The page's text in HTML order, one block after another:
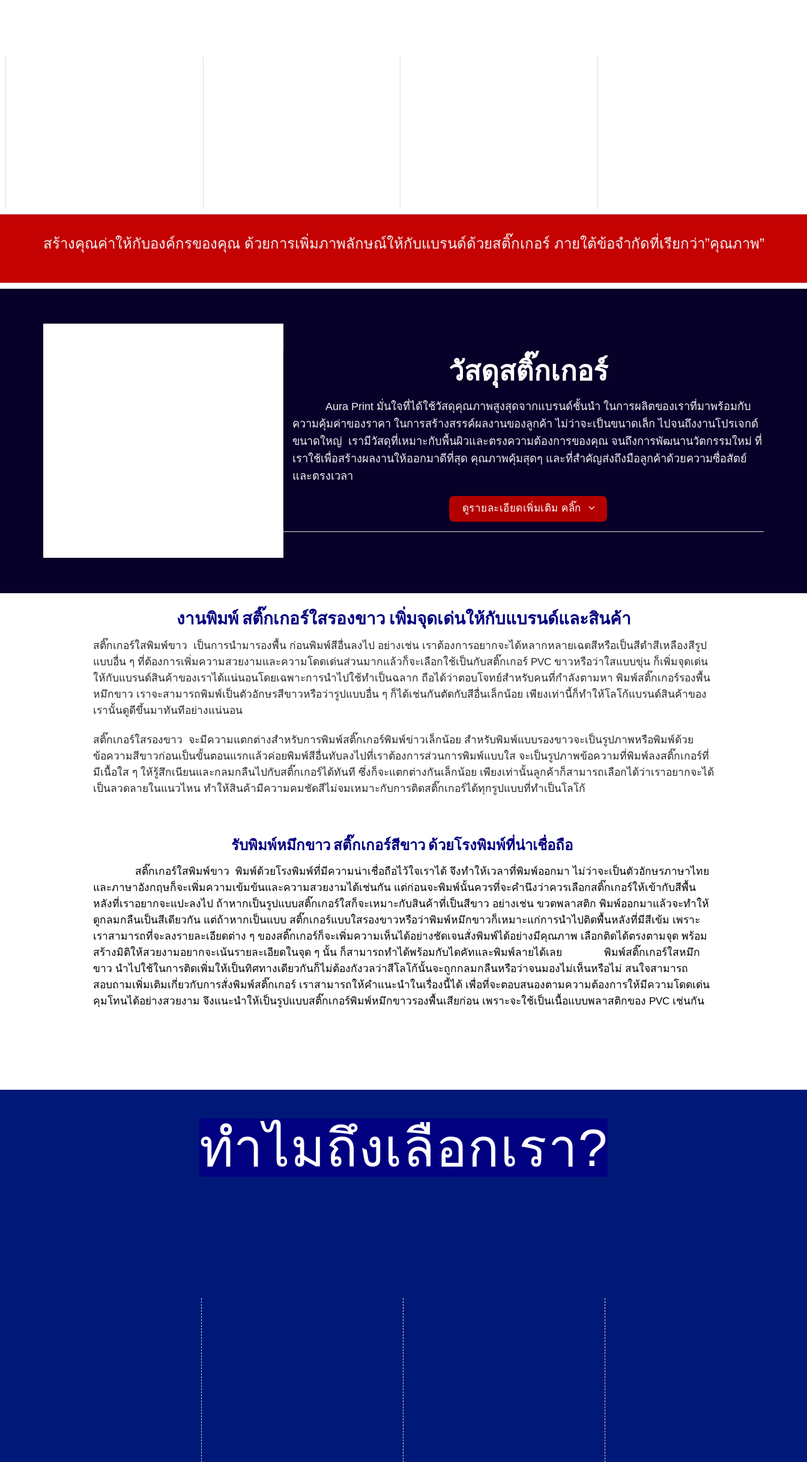
สร้างคุณค่าให้กับองค์กรของคุณ ด้วยการเพิ่มภาพลักษณ์ให้กับแบรนด์ด้วยสติ๊กเกอร์ ภายใต้ข้อจำกัดที่เรียกว่า”คุณภาพ”
วัสดุสติ๊กเกอร์
Aura Print มั่นใจที่ได้ใช้วัสดุคุณภาพสูงสุดจากแบรนด์ชั้นนำ ในการผลิตของเราที่มาพร้อมกับ
ความคุ้มค่าของราคา ในการสร้างสรรค์ผลงานของลูกค้า ไม่ว่าจะเป็นขนาดเล็ก ไปจนถึงงานโปรเจกต์
ขนาดใหญ่ เรามีวัสดุที่เหมาะกับพื้นผิวและตรงความต้องการของคุณ จนถึงการพัฒนานวัตกรรมใหม่ ที่
เราใช้เพื่อสร้างผลงานให้ออกมาดีที่สุด คุณภาพคุ้มสุดๆ และที่สำคัญส่งถึงมือลูกค้าด้วยความซื่อสัตย์
และตรงเวลา
ดูรายละเอียดเพิ่มเติม คลิ๊ก
งานพิมพ์ สติ๊กเกอร์ใสรองขาว เพิ่มจุดเด่นให้กับแบรนด์และสินค้า
สติ๊กเกอร์ใสพิมพ์ขาว เป็นการนำมารองพื้น ก่อนพิมพ์สีอื่นลงไป อย่างเช่น เราต้องการอยากจะได้หลากหลายเฉดสีหรือเป็นสีดำสีเหลืองสีรูป
แบบอื่น ๆ ที่ต้องการเพิ่มความสวยงามและความโดดเด่นส่วนมากแล้วก็จะเลือกใช้เป็นกับสติ๊กเกอร์ PVC ขาวหรือว่าใสแบบขุ่น ก็เพิ่มจุดเด่น
ให้กับแบรนด์สินค้าของเราได้แน่นอนโดยเฉพาะการนำไปใช้ทำเป็นฉลาก ถือได้ว่าตอบโจทย์สำหรับคนที่กำลังตามหา พิมพ์สติ๊กเกอร์รองพื้น
หมึกขาว เราจะสามารถพิมพ์เป็นตัวอักษรสีขาวหรือว่ารูปแบบอื่น ๆ ก็ได้เช่นกันตัดกับสีอื่นเล็กน้อย เพียงเท่านี้ก็ทำให้โลโก้แบรนด์สินค้าของ
เรานั้นดูดีขึ้นมาทันทีอย่างแน่นอน
สติ๊กเกอร์ใสรองขาว จะมีความแตกต่างสำหรับการพิมพ์สติ๊กเกอร์พิมพ์ข่าวเล็กน้อย สำหรับพิมพ์แบบรองขาวจะเป็นรูปภาพหรือพิมพ์ด้วย
ข้อความสีขาวก่อนเป็นขั้นตอนแรกแล้วค่อยพิมพ์สีอื่นทับลงไปที่เราต้องการส่วนการพิมพ์แบบใส จะเป็นรูปภาพข้อความที่พิมพ์ลงสติ๊กเกอร์ที่
มีเนื้อใส ๆ ให้รู้สึกเนียนและกลมกลืนไปกับสติ๊กเกอร์ได้ทันที ซึ่งก็จะแตกต่างกันเล็กน้อย เพียงเท่านั้นลูกค้าก็สามารถเลือกได้ว่าเราอยากจะได้
เป็นลวดลายในแนวไหน ทำให้สินค้ามีความคมชัดสีไม่จมเหมาะกับการติดสติ๊กเกอร์ได้ทุกรูปแบบที่ทำเป็นโลโก้
รับพิมพ์หมึกขาว สติ๊กเกอร์สีขาว ด้วยโรงพิมพ์ที่น่าเชื่อถือ
สติ๊กเกอร์ใสพิมพ์ขาว พิมพ์ด้วยโรงพิมพ์ที่มีความน่าเชื่อถือไว้ใจเราได้ จึงทำให้เวลาที่พิมพ์ออกมา ไม่ว่าจะเป็นตัวอักษรภาษาไทย
และภาษาอังกฤษก็จะเพิ่มความเข้มข้นและความสวยงามได้เช่นกัน แต่ก่อนจะพิมพ์นั้นควรที่จะคำนึงว่าควรเลือกสติ๊กเกอร์ให้เข้ากับสีพื้น
หลังที่เราอยากจะแปะลงไป ถ้าหากเป็นรูปแบบสติ๊กเกอร์ใสก็จะเหมาะกับสินค้าที่เป็นสีขาว อย่างเช่น ขวดพลาสติก พิมพ์ออกมาแล้วจะทำให้
ดูกลมกลืนเป็นสีเดียวกัน แต่ถ้าหากเป็นแบบ สติ๊กเกอร์แบบใสรองขาวหรือว่าพิมพ์หมึกขาวก็เหมาะแก่การนำไปติดพื้นหลังที่มีสีเข้ม เพราะ
เราสามารถที่จะลงรายละเอียดต่าง ๆ ของสติ๊กเกอร์ก็จะเพิ่มความเห็นได้อย่างชัดเจนสั่งพิมพ์ได้อย่างมีคุณภาพ เลือกติดได้ตรงตามจุด พร้อม
สร้างมิติให้สวยงามอยากจะเน้นรายละเอียดในจุด ๆ นั้น ก็สามารถทำได้พร้อมกับไดคัทและพิมพ์ลายได้เลย
พิมพ์สติ๊กเกอร์ใสหมึก
ขาว นำไปใช้ในการติดเพิ่มให้เป็นทิศทางเดียวกันก็ไม่ต้องกังวลว่าสีโลโก้นั้นจะถูกกลมกลืนหรือว่าจนมองไม่เห็นหรือไม่ สนใจสามารถ
สอบถามเพิ่มเติมเกี่ยวกับการสั่งพิมพ์สติ๊กเกอร์ เราสามารถให้คำแนะนำในเรื่องนี้ได้ เพื่อที่จะตอบสนองตามความต้องการให้มีความโดดเด่น
คุมโทนได้อย่างสวยงาม จึงแนะนำให้เป็นรูปแบบสติ๊กเกอร์พิมพ์หมึกขาวรองพื้นเสียก่อน เพราะจะใช้เป็นเนื้อแบบพลาสติกของ PVC เช่นกัน
ทำไมถึงเลือกเรา?